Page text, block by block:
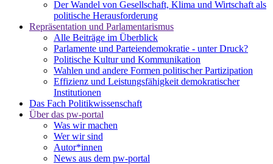
Der Wandel von Gesellschaft, Klima und Wirtschaft als
politische Herausforderung
Repräsentation und Parlamentarismus
Alle Beiträge im Überblick
Parlamente und Parteiendemokratie - unter Druck?
Politische Kultur und Kommunikation
Wahlen und andere Formen politischer Partizipation
Effizienz und Leistungsfähigkeit demokratischer
Institutionen
Das Fach Politikwissenschaft
Über das pw-portal
Was wir machen
Wer wir sind
Autor*innen
News aus dem pw-portal